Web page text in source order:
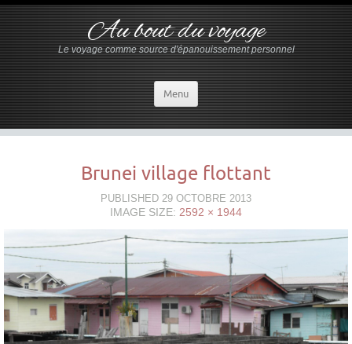
Au bout du voyage
Le voyage comme source d'épanouissement personnel
Menu
Brunei village flottant
PUBLISHED 29 OCTOBRE 2013
IMAGE SIZE: 2592 × 1944